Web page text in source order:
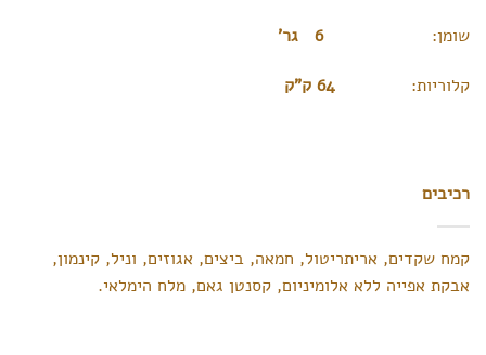
שומן: 6 גר’
קלוריות: 64 ק”ק
רכיבים
קמח שקדים, אריתריטול, חמאה, ביצים, אגוזים, וניל, קינמון,
אבקת אפייה ללא אלומיניום, קסנטן גאם, מלח הימלאי.